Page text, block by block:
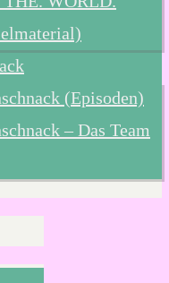
(Episoden)
– Das Team